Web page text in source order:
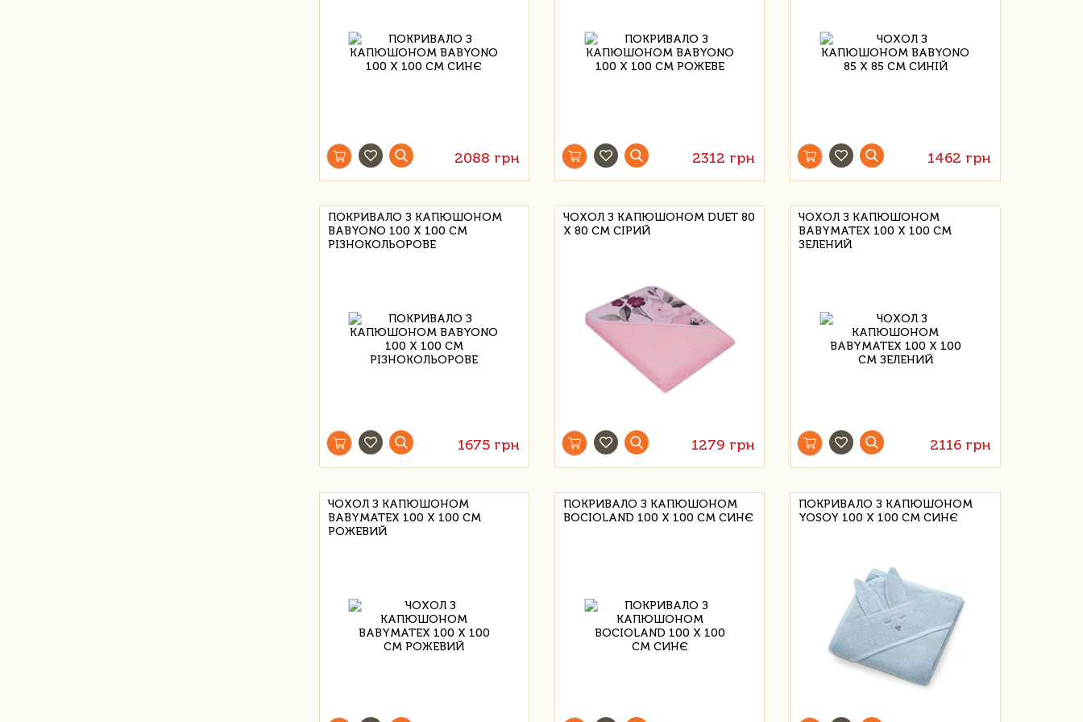
2088 грн 2312 грн 1462 грн
ПОКРИВАЛО З КАПЮШОНОМ
BABYONO 100 Х 100 СМ
РІЗНОКОЛЬОРОВЕ
1675 грн
ЧОХОЛ З КАПЮШОНОМ DUET 80
Х 80 СМ СІРИЙ
1279 грн
ЧОХОЛ З КАПЮШОНОМ
BABYMATEX 100 Х 100 СМ
ЗЕЛЕНИЙ
2116 грн
ЧОХОЛ З КАПЮШОНОМ
BABYMATEX 100 Х 100 СМ
РОЖЕВИЙ
ПОКРИВАЛО З КАПЮШОНОМ
BOCIOLAND 100 Х 100 СМ СИНЄ
ПОКРИВАЛО З КАПЮШОНОМ
YOSOY 100 Х 100 СМ СИНЄ